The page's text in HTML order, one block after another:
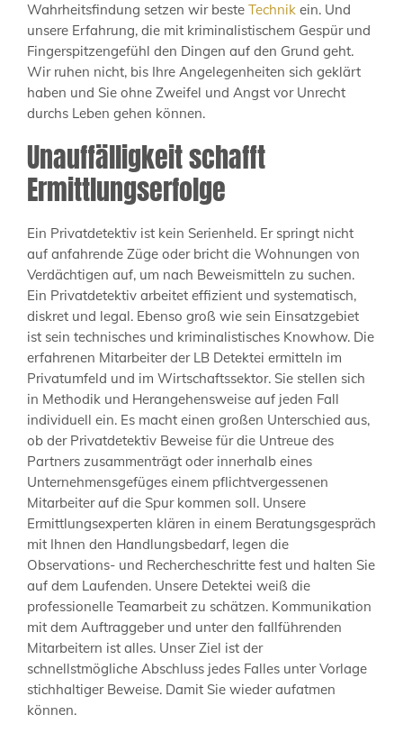
Wahrheitsfindung setzen wir beste Technik ein. Und
unsere Erfahrung, die mit kriminalistischem Gespür und
Fingerspitzengefühl den Dingen auf den Grund geht.
Wir ruhen nicht, bis Ihre Angelegenheiten sich geklärt
haben und Sie ohne Zweifel und Angst vor Unrecht
durchs Leben gehen können.
Unauffälligkeit schafft
Ermittlungserfolge
Ein Privatdetektiv ist kein Serienheld. Er springt nicht
auf anfahrende Züge oder bricht die Wohnungen von
Verdächtigen auf, um nach Beweismitteln zu suchen.
Ein Privatdetektiv arbeitet effizient und systematisch,
diskret und legal. Ebenso groß wie sein Einsatzgebiet
ist sein technisches und kriminalistisches Knowhow. Die
erfahrenen Mitarbeiter der LB Detektei ermitteln im
Privatumfeld und im Wirtschaftssektor. Sie stellen sich
in Methodik und Herangehensweise auf jeden Fall
individuell ein. Es macht einen großen Unterschied aus,
ob der Privatdetektiv Beweise für die Untreue des
Partners zusammenträgt oder innerhalb eines
Unternehmensgefüges einem pflichtvergessenen
Mitarbeiter auf die Spur kommen soll. Unsere
Ermittlungsexperten klären in einem Beratungsgespräch
mit Ihnen den Handlungsbedarf, legen die
Observations- und Rechercheschritte fest und halten Sie
auf dem Laufenden. Unsere Detektei weiß die
professionelle Teamarbeit zu schätzen. Kommunikation
mit dem Auftraggeber und unter den fallführenden
Mitarbeitern ist alles. Unser Ziel ist der
schnellstmögliche Abschluss jedes Falles unter Vorlage
stichhaltiger Beweise. Damit Sie wieder aufatmen
können.